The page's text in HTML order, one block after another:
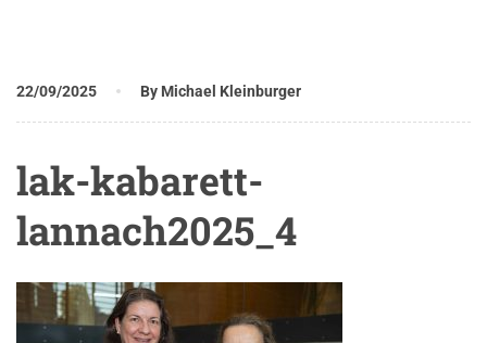
22/09/2025 By Michael Kleinburger
lak-kabarett-
lannach2025_4